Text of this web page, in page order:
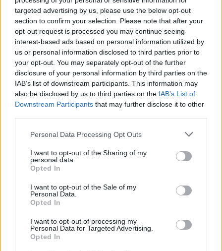
targeted advertising by us, please use the below opt-out
section to confirm your selection. Please note that after your
opt-out request is processed you may continue seeing
interest-based ads based on personal information utilized by
us or personal information disclosed to third parties prior to
your opt-out. You may separately opt-out of the further
disclosure of your personal information by third parties on the
IAB’s list of downstream participants. This information may
also be disclosed by us to third parties on the IAB’s List of
Downstream Participants that may further disclose it to other
Personal Data Processing Opt Outs
I want to opt-out of the Sharing of my
personal data.
Opted In
I want to opt-out of the Sale of my
Personal Data.
Opted In
I want to opt-out of processing my
Personal Data for Targeted Advertising.
Opted In
Jos video ei näy laitteellasi voit katsoa sen suoraan
Youtubesta.
Lue myös:
Vihdoin pistetili auki! Jesse Puljujärvelle
ensimmäinen tehopiste Carolinassa – alusti Jesperi
Kotkaniemen osuman
Edellinen artikkeli
itsensä suihkuun – antoi
tuomaristolle aplodit tilanteen
paikkansa pudotuspeleissä –
Marc-Andre Fleury teki historiaa